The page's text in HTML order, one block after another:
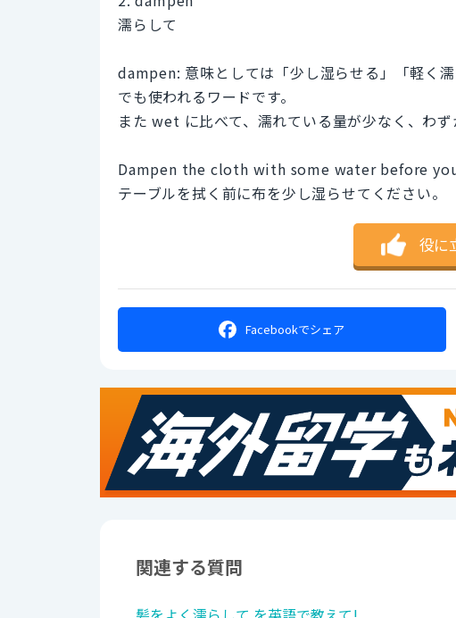
濡らして
dampen: 意味としては「少し湿らせる」「軽く
でも使われるワードです。
また wet に比べて、濡れている量が少なく、わず
Dampen the cloth with some water before
テーブルを拭く前に布を少し湿らせてください。
役に
Facebookでシェア
関連する質問